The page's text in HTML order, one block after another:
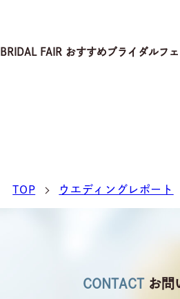
BRIDAL FAIR おすすめブライダルフ
TOP ウエディングレポート
CONTACT お問